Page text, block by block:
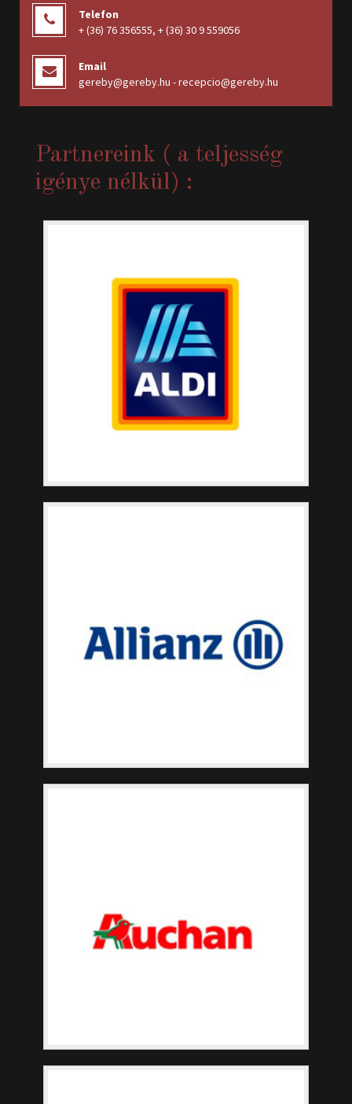
Telefon
+ (36) 76 356555, + (36) 30 9 559056
Email
gereby@gereby.hu - recepcio@gereby.hu
Partnereink ( a teljesség
igénye nélkül) :